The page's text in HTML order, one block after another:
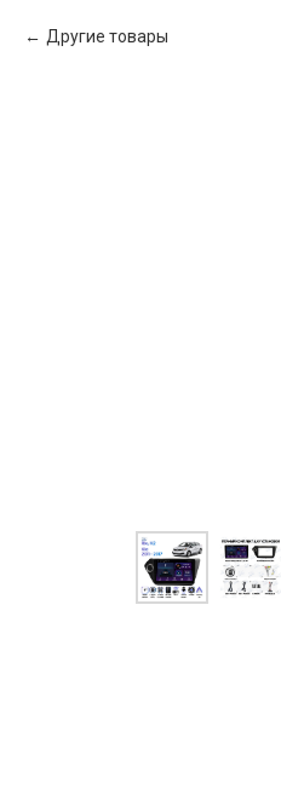
Другие товары